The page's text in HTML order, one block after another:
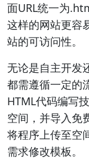
面URL统一为
这样的网站更容
站的可访问性。
无论是自主开发
都需遵循一定的
HTML代码编写
空间，并导入免
将程序上传至空
需求修改模板。